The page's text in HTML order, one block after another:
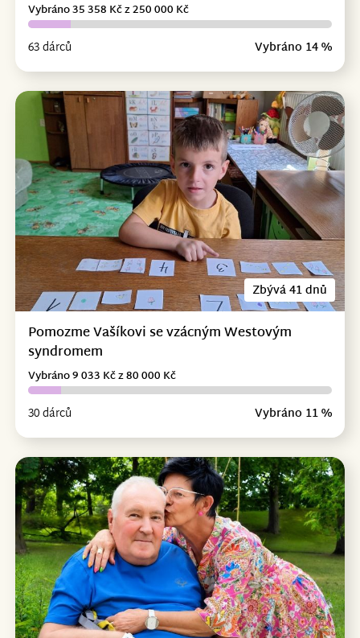
63 dárců Vybráno 14 %
Vybráno 35 358 Kč z 250 000 Kč
Zbývá 41 dnů
Pomozme Vašíkovi se vzácným Westovým
syndromem
30 dárců Vybráno 11 %
Vybráno 9 033 Kč z 80 000 Kč